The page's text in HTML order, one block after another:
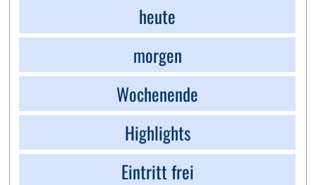
heute
morgen
Wochenende
Highlights
Eintritt frei